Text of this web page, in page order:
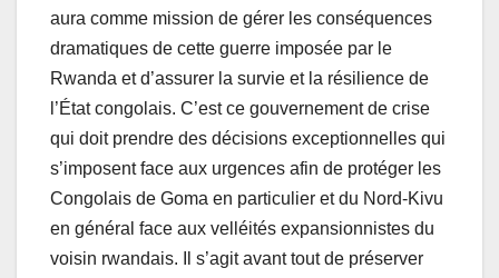
aura comme mission de gérer les conséquences
dramatiques de cette guerre imposée par le
Rwanda et d’assurer la survie et la résilience de
l’État congolais. C’est ce gouvernement de crise
qui doit prendre des décisions exceptionnelles qui
s’imposent face aux urgences afin de protéger les
Congolais de Goma en particulier et du Nord-Kivu
en général face aux velléités expansionnistes du
voisin rwandais. Il s’agit avant tout de préserver